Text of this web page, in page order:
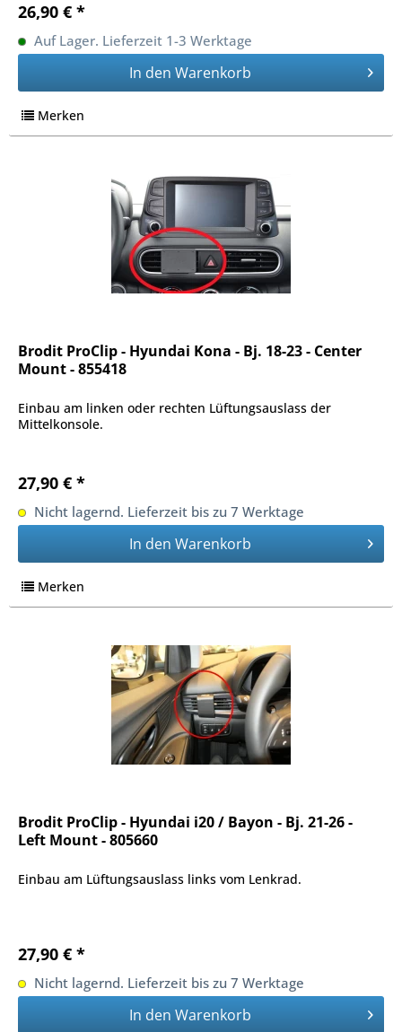
26,90 € *
Auf Lager. Lieferzeit 1-3 Werktage
In den Warenkorb
Merken
Brodit ProClip - Hyundai Kona - Bj. 18-23 - Center
Mount - 855418
Einbau am linken oder rechten Lüftungsauslass der
Mittelkonsole.
27,90 € *
Nicht lagernd. Lieferzeit bis zu 7 Werktage
In den Warenkorb
Merken
Brodit ProClip - Hyundai i20 / Bayon - Bj. 21-26 -
Left Mount - 805660
Einbau am Lüftungsauslass links vom Lenkrad.
27,90 € *
Nicht lagernd. Lieferzeit bis zu 7 Werktage
In den Warenkorb